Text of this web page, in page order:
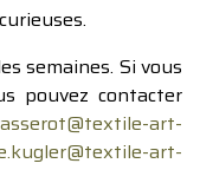
semaines. Si vous
pouvez contacter
art-
art-